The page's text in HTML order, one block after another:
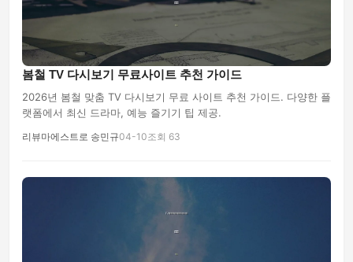
봄철 TV 다시보기 무료사이트 추천 가이드
2026년 봄철 맞춤 TV 다시보기 무료 사이트 추천 가이드. 다양한 플
랫폼에서 최신 드라마, 예능 즐기기 팁 제공.
리뷰마에스트로 송민규04-10조회 63